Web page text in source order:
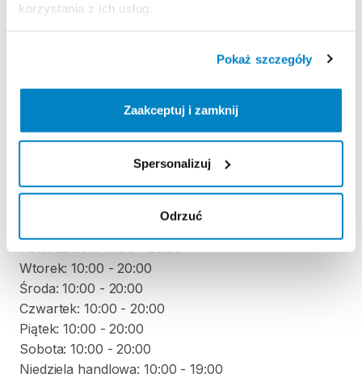
korzystania z ich usług.
Pokaż szczegóły
Zaakceptuj i zamknij
Spersonalizuj
Odrzuć
REGULAMIN
Nie pobieramy kaucji za wypożyczenie tego
ODBIÓR I ZWROT SPRZĘTU
Poniedziałek: 10:00 - 20:00
Wtorek: 10:00 - 20:00
Środa: 10:00 - 20:00
Czwartek: 10:00 - 20:00
Piątek: 10:00 - 20:00
Sobota: 10:00 - 20:00
Niedziela handlowa: 10:00 - 19:00